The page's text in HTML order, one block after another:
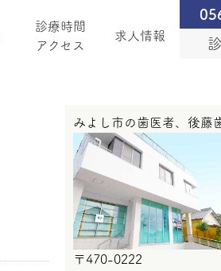
診療時間
アクセス
求人情報
みよし市の歯医者、後藤
〒470-0222